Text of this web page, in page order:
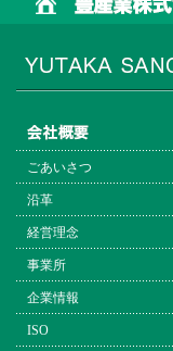
ごあいさつ
沿革
経営理念
事業所
企業情報
ISO